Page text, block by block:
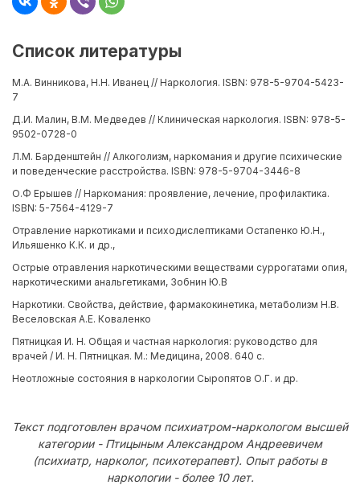
Список литературы
М.А. Винникова, Н.Н. Иванец // Наркология. ISBN: 978-5-9704-5423-
7
Д.И. Малин, В.М. Медведев // Клиническая наркология. ISBN: 978-5-
9502-0728-0
Л.М. Барденштейн // Алкоголизм, наркомания и другие психические
и поведенческие расстройства. ISBN: 978-5-9704-3446-8
О.Ф Ерышев // Наркомания: проявление, лечение, профилактика.
ISBN: 5-7564-4129-7
Отравление наркотиками и психодислептиками Остапенко Ю.Н.,
Ильяшенко К.К. и др.,
Острые отравления наркотическими веществами суррогатами опия,
наркотическими анальгетиками, Зобнин Ю.В
Наркотики. Свойства, действие, фармакокинетика, метаболизм Н.В.
Веселовская А.Е. Коваленко
Пятницкая И. Н. Общая и частная наркология: руководство для
врачей / И. Н. Пятницкая. М.: Медицина, 2008. 640 с.
Неотложные состояния в наркологии Сыропятов О.Г. и др.
Текст подготовлен врачом психиатром-наркологом высшей
категории - Птицыным Александром Андреевичем
(психиатр, нарколог, психотерапевт). Опыт работы в
наркологии - более 10 лет.